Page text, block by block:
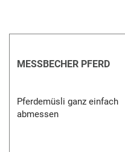
MESSBECHER PFERD
Pferdemüsli ganz einfach
abmessen